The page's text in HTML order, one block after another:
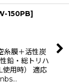
150PB]
糸膜＋活性炭
鉛・総トリハ
使用時） 適応